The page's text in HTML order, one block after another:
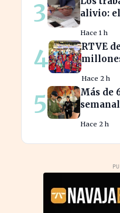
3
alivio:
Hace 1 h
4
RTVE
Hace 2 h
5
Más de
Italia
Hace 2 h